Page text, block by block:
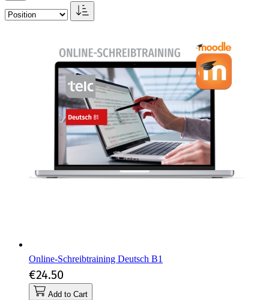
Online-Schreibtraining Deutsch B1
€24.50
Add to Cart